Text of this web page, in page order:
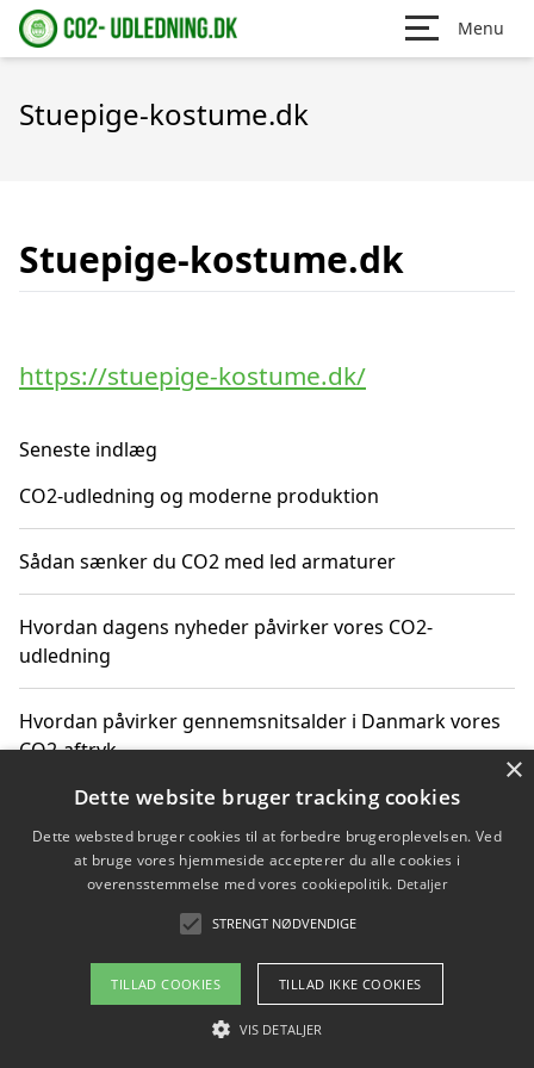
Menu
Stuepige-kostume.dk
Stuepige-kostume.dk
https://stuepige-kostume.dk/
Seneste indlæg
CO2-udledning og moderne produktion
Sådan sænker du CO2 med led armaturer
Hvordan dagens nyheder påvirker vores CO2-
udledning
Hvordan påvirker gennemsnitsalder i Danmark vores
CO2-aftryk
Hvordan nyheder om CO2-udledning påvirker vores
hverdag
Om / kontakt
Blog Betingelser
×
Dette website bruger tracking cookies
Dette websted bruger cookies til at forbedre brugeroplevelsen. Ved
at bruge vores hjemmeside accepterer du alle cookies i
overensstemmelse med vores cookiepolitik. Detaljer
STRENGT NØDVENDIGE
TILLAD COOKIES TILLAD IKKE COOKIES
VIS DETALJER